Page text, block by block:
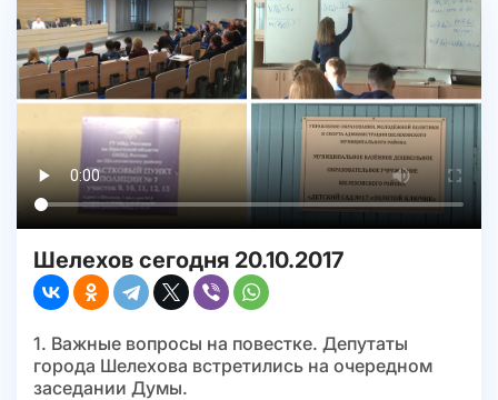
Шелехов сегодня 20.10.2017
1. Важные вопросы на повестке. Депутаты
города Шелехова встретились на очередном
заседании Думы.